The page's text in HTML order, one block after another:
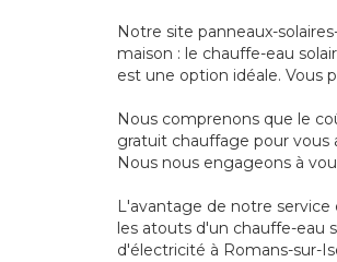
Notre site panneaux-
maison : le chauffe-eau
est une option idéale. Vous
Nous comprenons que le
gratuit chauffage pour vous
Nous nous engageons à
L'avantage de notre service
les atouts d'un chauffe-eau
d'électricité à Romans-sur-